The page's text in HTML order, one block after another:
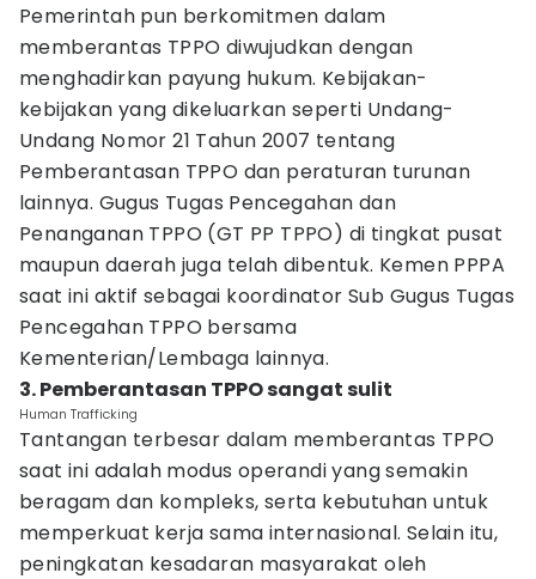
Pemerintah pun berkomitmen dalam
memberantas TPPO diwujudkan dengan
menghadirkan payung hukum. Kebijakan-
kebijakan yang dikeluarkan seperti Undang-
Undang Nomor 21 Tahun 2007 tentang
Pemberantasan TPPO dan peraturan turunan
lainnya. Gugus Tugas Pencegahan dan
Penanganan TPPO (GT PP TPPO) di tingkat pusat
maupun daerah juga telah dibentuk. Kemen PPPA
saat ini aktif sebagai koordinator Sub Gugus Tugas
Pencegahan TPPO bersama
Kementerian/Lembaga lainnya.
3. Pemberantasan TPPO sangat sulit
Human Trafficking
Tantangan terbesar dalam memberantas TPPO
saat ini adalah modus operandi yang semakin
beragam dan kompleks, serta kebutuhan untuk
memperkuat kerja sama internasional. Selain itu,
peningkatan kesadaran masyarakat oleh